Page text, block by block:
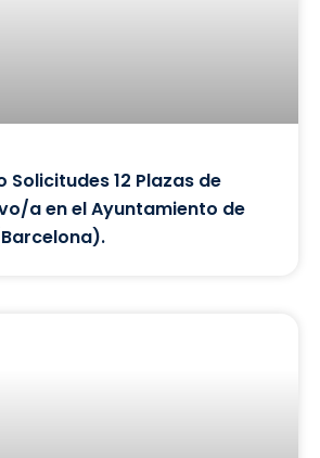
Solicitudes 12 Plazas de
a en el Ayuntamiento de